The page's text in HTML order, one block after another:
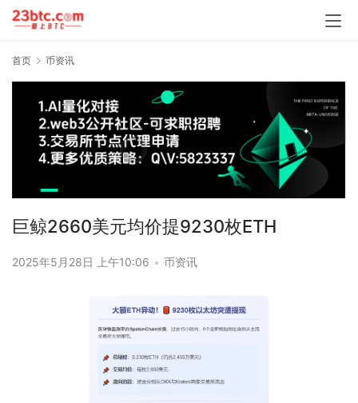
首页 币资讯
巨鲸2660美元均价提9230枚ETH
2025年5月28日 上午10:06 • 币资讯